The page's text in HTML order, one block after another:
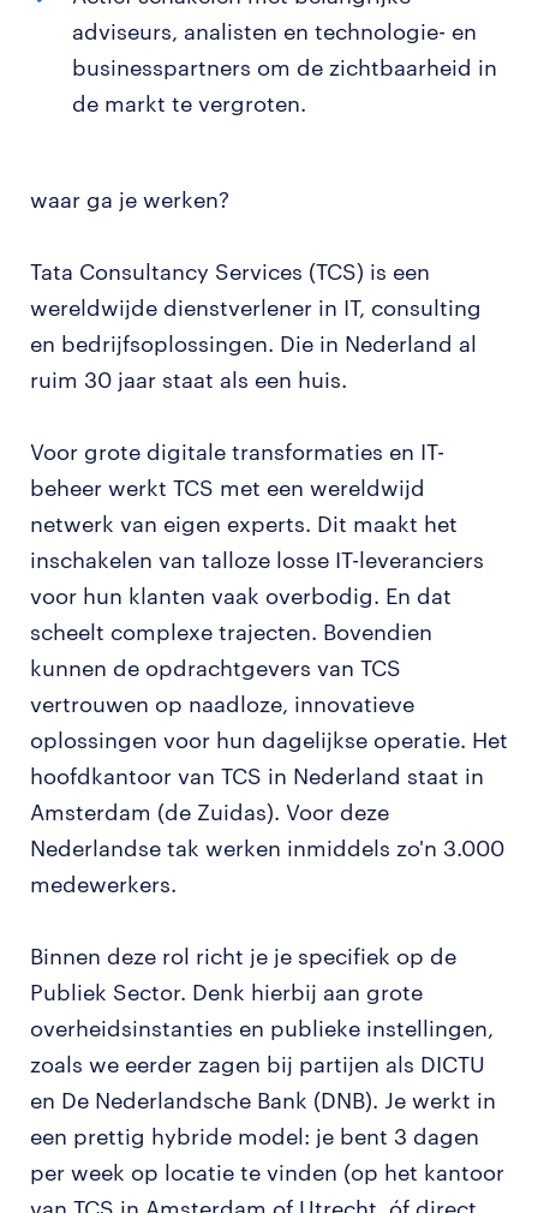
adviseurs, analisten en technologie- en
businesspartners om de zichtbaarheid in
de markt te vergroten.
waar ga je werken?
Tata Consultancy Services (TCS) is een
wereldwijde dienstverlener in IT, consulting
en bedrijfsoplossingen. Die in Nederland al
ruim 30 jaar staat als een huis.
Voor grote digitale transformaties en IT-
beheer werkt TCS met een wereldwijd
netwerk van eigen experts. Dit maakt het
inschakelen van talloze losse IT-leveranciers
voor hun klanten vaak overbodig. En dat
scheelt complexe trajecten. Bovendien
kunnen de opdrachtgevers van TCS
vertrouwen op naadloze, innovatieve
oplossingen voor hun dagelijkse operatie. Het
hoofdkantoor van TCS in Nederland staat in
Amsterdam (de Zuidas). Voor deze
Nederlandse tak werken inmiddels zo'n 3.000
medewerkers.
Binnen deze rol richt je je specifiek op de
Publiek Sector. Denk hierbij aan grote
overheidsinstanties en publieke instellingen,
zoals we eerder zagen bij partijen als DICTU
en De Nederlandsche Bank (DNB). Je werkt in
een prettig hybride model: je bent 3 dagen
per week op locatie te vinden (op het kantoor